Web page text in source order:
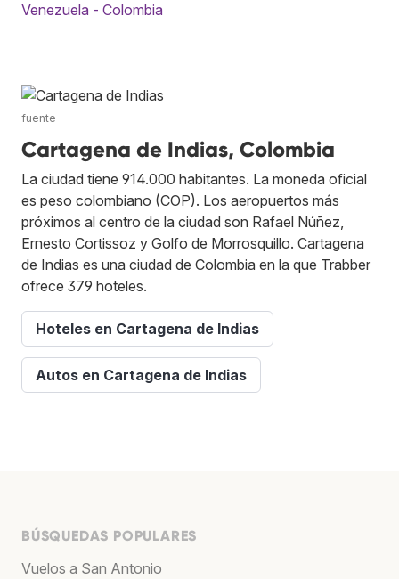
Venezuela - Colombia
fuente
Cartagena de Indias, Colombia
La ciudad tiene 914.000 habitantes. La moneda oficial
es peso colombiano (COP). Los aeropuertos más
próximos al centro de la ciudad son Rafael Núñez,
Ernesto Cortissoz y Golfo de Morrosquillo. Cartagena
de Indias es una ciudad de Colombia en la que Trabber
ofrece 379 hoteles.
Hoteles en Cartagena de Indias
Autos en Cartagena de Indias
BÚSQUEDAS POPULARES
Vuelos a San Antonio